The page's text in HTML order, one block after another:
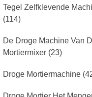
Tegel Zelfklevende
(114)
De Droge Machine Van
Mortiermixer (23)
Droge Mortiermachine